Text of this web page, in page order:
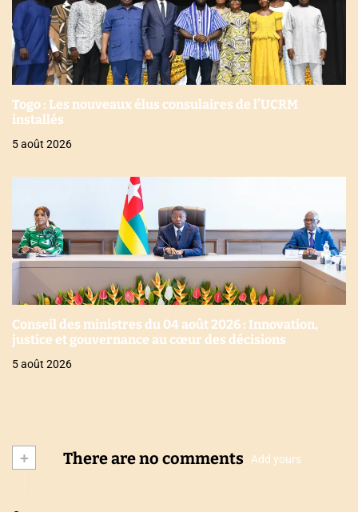
Togo : Les nouveaux élus consulaires de l’UCRM
installés
5 août 2026
Conseil des ministres du 04 août 2026 : Innovation,
justice et gouvernance au cœur des décisions
5 août 2026
+ There are no comments Add yours